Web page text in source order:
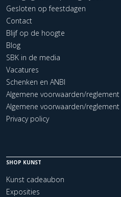
Gesloten op feestdagen
Contact
Blijf op de hoogte
Blog
SBK in de media
Vacatures
Schenken en ANBI
Algemene voorwaarden/
Algemene voorwaarden/
Privacy policy
SHOP KUNST
Kunst cadeaubon
Exposities